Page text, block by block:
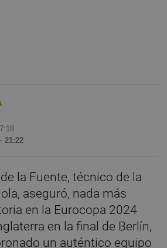
21:22
la Fuente, técnico de la
aseguró, nada más
en la Eurocopa 2024
en la final de Berlín,
un auténtico equipo